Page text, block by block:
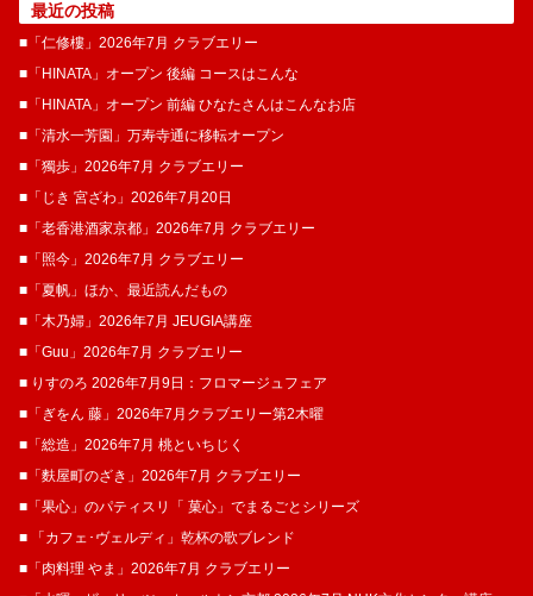
最近の投稿
■「仁修樓」2026年7月 クラブエリー
■「HINATA」オープン 後編 コースはこんな
■「HINATA」オープン 前編 ひなたさんはこんなお店
■「清水一芳園」万寿寺通に移転オープン
■「獨歩」2026年7月 クラブエリー
■「じき 宮ざわ」2026年7月20日
■「老香港酒家京都」2026年7月 クラブエリー
■「照今」2026年7月 クラブエリー
■「夏帆」ほか、最近読んだもの
■「木乃婦」2026年7月 JEUGIA講座
■「Guu」2026年7月 クラブエリー
■ りすのろ 2026年7月9日：フロマージュフェア
■「ぎをん 藤」2026年7月クラブエリー第2木曜
■「総造」2026年7月 桃といちじく
■「麩屋町のざき」2026年7月 クラブエリー
■「果心」のパティスリ「 菓​心」でまるごとシリーズ
■ 「カフェ･ヴェルディ」乾杯の歌ブレンド
■「肉料理 やま」2026年7月 クラブエリー